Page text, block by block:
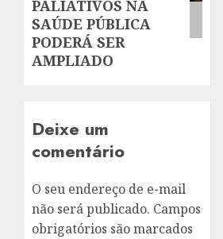
PALIATIVOS NA
SAÚDE PÚBLICA
PODERÁ SER
AMPLIADO
Deixe um
comentário
O seu endereço de e-mail
não será publicado. Campos
obrigatórios são marcados